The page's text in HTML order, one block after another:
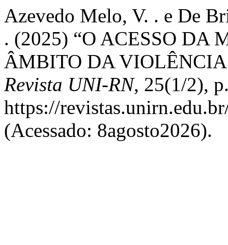
Azevedo Melo, V. . e De
. (2025) “O ACESSO DA
ÂMBITO DA
Revista UNI-RN, 25(1/2),
https://
(Acessado: 8agosto2026).